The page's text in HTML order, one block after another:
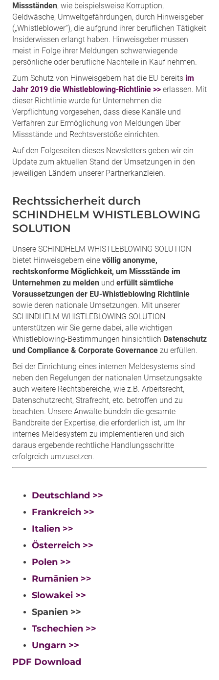
Missständen, wie beispielsweise Korruption,
Geldwäsche, Umweltgefährdungen, durch Hinweisgeber
(„Whistleblower“), die aufgrund ihrer beruflichen Tätigkeit
Insiderwissen erlangt haben. Hinweisgeber müssen
meist in Folge ihrer Meldungen schwerwiegende
persönliche oder berufliche Nachteile in Kauf nehmen.
Zum Schutz von Hinweisgebern hat die EU bereits im
Jahr 2019 die Whistleblowing-Richtlinie >> erlassen. Mit
dieser Richtlinie wurde für Unternehmen die
Verpflichtung vorgesehen, dass diese Kanäle und
Verfahren zur Ermöglichung von Meldungen über
Missstände und Rechtsverstöße einrichten.
Auf den Folgeseiten dieses Newsletters geben wir ein
Update zum aktuellen Stand der Umsetzungen in den
jeweiligen Ländern unserer Partnerkanzleien.
Rechtssicherheit durch
SCHINDHELM WHISTLEBLOWING
SOLUTION
Unsere SCHINDHELM WHISTLEBLOWING SOLUTION
bietet Hinweisgebern eine völlig anonyme,
rechtskonforme Möglichkeit, um Missstände im
Unternehmen zu melden und erfüllt sämtliche
Voraussetzungen der EU-Whistleblowing Richtlinie
sowie deren nationale Umsetzungen. Mit unserer
SCHINDHELM WHISTLEBLOWING SOLUTION
unterstützen wir Sie gerne dabei, alle wichtigen
Whistleblowing-Bestimmungen hinsichtlich Datenschutz
und Compliance & Corporate Governance zu erfüllen.
Bei der Einrichtung eines internen Meldesystems sind
neben den Regelungen der nationalen Umsetzungsakte
auch weitere Rechtsbereiche, wie z.B. Arbeitsrecht,
Datenschutzrecht, Strafrecht, etc. betroffen und zu
beachten. Unsere Anwälte bündeln die gesamte
Bandbreite der Expertise, die erforderlich ist, um Ihr
internes Meldesystem zu implementieren und sich
daraus ergebende rechtliche Handlungsschritte
erfolgreich umzusetzen.
Deutschland >>
Frankreich >>
Italien >>
Österreich >>
Polen >>
Rumänien >>
Slowakei >>
Spanien >>
Tschechien >>
Ungarn >>
PDF Download